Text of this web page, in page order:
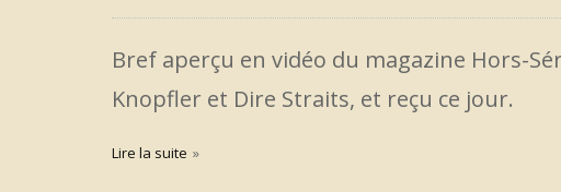
Bref aperçu en vidéo du magazine Hors-
Knopfler et Dire Straits, et reçu ce jour.
Lire la suite